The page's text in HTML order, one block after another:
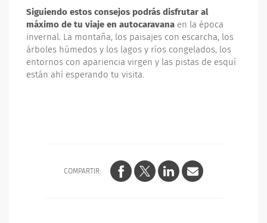
Siguiendo estos consejos podrás disfrutar al
máximo de tu viaje en autocaravana en la época
invernal. La montaña, los paisajes con escarcha, los
árboles húmedos y los lagos y ríos congelados, los
entornos con apariencia virgen y las pistas de esquí
están ahí esperando tu visita.
COMPARTIR: